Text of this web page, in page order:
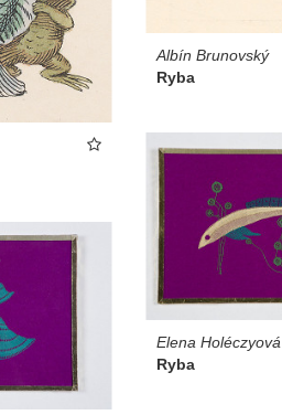
Albín Brunovský
Ryba
Elena Holéczyová
Ryba